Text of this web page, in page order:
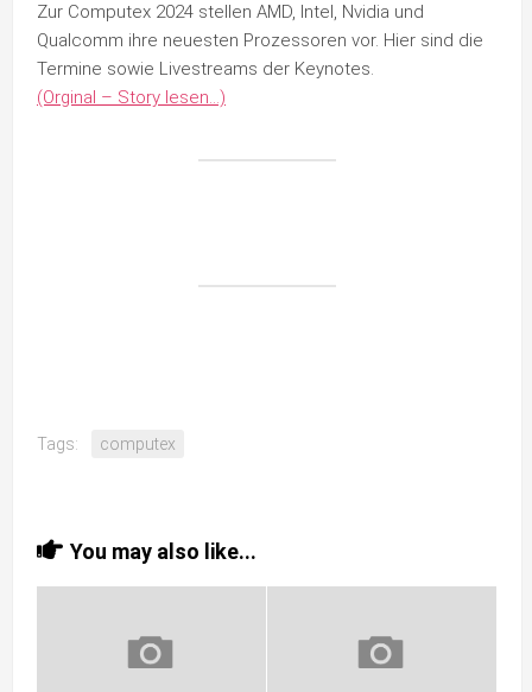
Zur Computex 2024 stellen AMD, Intel, Nvidia und
Qualcomm ihre neuesten Prozessoren vor. Hier sind die
Termine sowie Livestreams der Keynotes.
(Orginal – Story lesen…)
Tags: computex
You may also like...